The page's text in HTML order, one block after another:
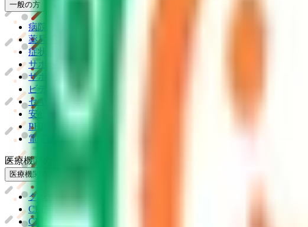
一般の方
病院・診療所をさがす
薬局をさがす
症状からさがす
サポート
サポート環境
ビデオ通話の事前テスト
セキュリティの取り組み
安心安全への取り組み
PHR指針に係るチェックシート確認結果の公表
電子版お薬手帳ガイドラインに係るチェックシート確認結果の公表
医療機関の方
医療機関の方
クラウド診療
CLINICS予約
CLINICSオンライン診療